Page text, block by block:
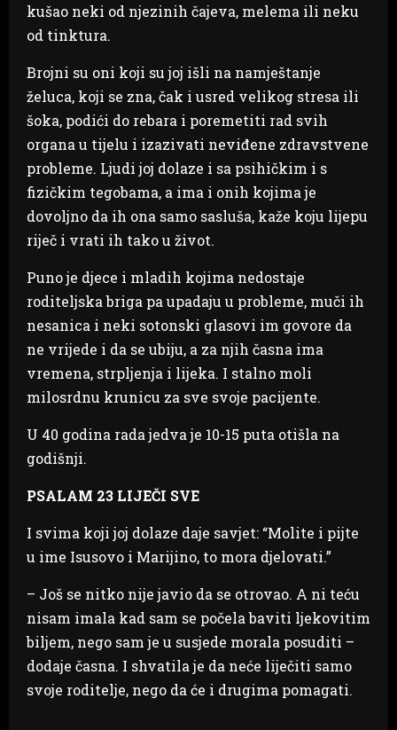
kušao neki od njezinih čajeva, melema ili neku
od tinktura.
Brojni su oni koji su joj išli na namještanje
želuca, koji se zna, čak i usred velikog stresa ili
šoka, podići do rebara i poremetiti rad svih
organa u tijelu i izazivati neviđene zdravstvene
probleme. Ljudi joj dolaze i sa psihičkim i s
fizičkim tegobama, a ima i onih kojima je
dovoljno da ih ona samo sasluša, kaže koju lijepu
riječ i vrati ih tako u život.
Puno je djece i mladih kojima nedostaje
roditeljska briga pa upadaju u probleme, muči ih
nesanica i neki sotonski glasovi im govore da
ne vrijede i da se ubiju, a za njih časna ima
vremena, strpljenja i lijeka. I stalno moli
milosrdnu krunicu za sve svoje pacijente.
U 40 godina rada jedva je 10-15 puta otišla na
godišnji.
PSALAM 23 LIJEČI SVE
I svima koji joj dolaze daje savjet: “Molite i pijte
u ime Isusovo i Marijino, to mora djelovati.”
– Još se nitko nije javio da se otrovao. A ni teću
nisam imala kad sam se počela baviti ljekovitim
biljem, nego sam je u susjede morala posuditi –
dodaje časna. I shvatila je da neće liječiti samo
svoje roditelje, nego da će i drugima pomagati.